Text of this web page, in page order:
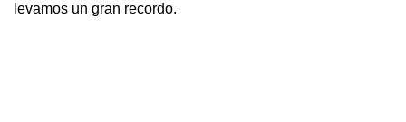
levamos un gran recordo.